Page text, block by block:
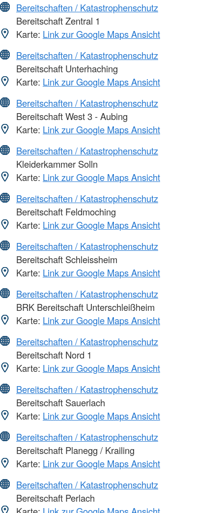
Bereitschaften / Katastrophenschutz
Bereitschaft Zentral 1
Karte: Link zur Google Maps Ansicht
Bereitschaften / Katastrophenschutz
Bereitschaft Unterhaching
Karte: Link zur Google Maps Ansicht
Bereitschaften / Katastrophenschutz
Bereitschaft West 3 - Aubing
Karte: Link zur Google Maps Ansicht
Bereitschaften / Katastrophenschutz
Kleiderkammer Solln
Karte: Link zur Google Maps Ansicht
Bereitschaften / Katastrophenschutz
Bereitschaft Feldmoching
Karte: Link zur Google Maps Ansicht
Bereitschaften / Katastrophenschutz
Bereitschaft Schleissheim
Karte: Link zur Google Maps Ansicht
Bereitschaften / Katastrophenschutz
BRK Bereitschaft Unterschleißheim
Karte: Link zur Google Maps Ansicht
Bereitschaften / Katastrophenschutz
Bereitschaft Nord 1
Karte: Link zur Google Maps Ansicht
Bereitschaften / Katastrophenschutz
Bereitschaft Sauerlach
Karte: Link zur Google Maps Ansicht
Bereitschaften / Katastrophenschutz
Bereitschaft Planegg / Krailing
Karte: Link zur Google Maps Ansicht
Bereitschaften / Katastrophenschutz
Bereitschaft Perlach